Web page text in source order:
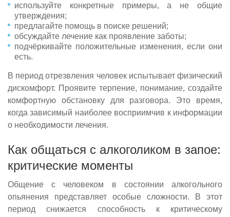
используйте конкретные примеры, а не общие
утверждения;
предлагайте помощь в поиске решений;
обсуждайте лечение как проявление заботы;
подчёркивайте положительные изменения, если они
есть.
В период отрезвления человек испытывает физический
дискомфорт. Проявите терпение, понимание, создайте
комфортную обстановку для разговора. Это время,
когда зависимый наиболее восприимчив к информации
о необходимости лечения.
Как общаться с алкоголиком в запое:
критические моменты
Общение с человеком в состоянии алкогольного
опьянения представляет особые сложности. В этот
период снижается способность к критическому